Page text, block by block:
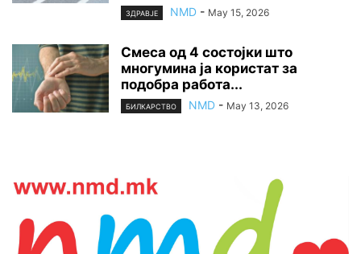
ЗДРАВЈЕ NMD - May 15, 2026
Смеса од 4 состојки што
многумина ја користат за
подобра работа...
БИЛКАРСТВО NMD - May 13, 2026